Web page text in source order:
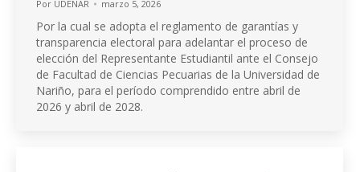
Por UDENAR marzo 5, 2026
Por la cual se adopta el reglamento de garantías y
transparencia electoral para adelantar el proceso de
elección del Representante Estudiantil ante el Consejo
de Facultad de Ciencias Pecuarias de la Universidad de
Nariño, para el período comprendido entre abril de
2026 y abril de 2028.